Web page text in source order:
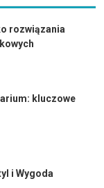
rozwiązania
kluczowe
i Wygoda